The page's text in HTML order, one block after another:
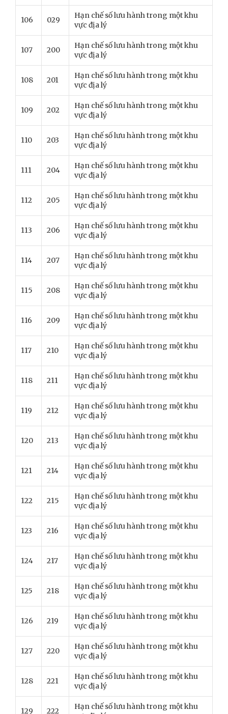
106 029
Hạn chế số lưu hành trong một khu
vực địa lý
107 200
Hạn chế số lưu hành trong một khu
vực địa lý
108 201
Hạn chế số lưu hành trong một khu
vực địa lý
109 202
Hạn chế số lưu hành trong một khu
vực địa lý
110 203
Hạn chế số lưu hành trong một khu
vực địa lý
111 204
Hạn chế số lưu hành trong một khu
vực địa lý
112 205
Hạn chế số lưu hành trong một khu
vực địa lý
113 206
Hạn chế số lưu hành trong một khu
vực địa lý
114 207
Hạn chế số lưu hành trong một khu
vực địa lý
115 208
Hạn chế số lưu hành trong một khu
vực địa lý
116 209
Hạn chế số lưu hành trong một khu
vực địa lý
117 210
Hạn chế số lưu hành trong một khu
vực địa lý
118 211
Hạn chế số lưu hành trong một khu
vực địa lý
119 212
Hạn chế số lưu hành trong một khu
vực địa lý
120 213
Hạn chế số lưu hành trong một khu
vực địa lý
121 214
Hạn chế số lưu hành trong một khu
vực địa lý
122 215
Hạn chế số lưu hành trong một khu
vực địa lý
123 216
Hạn chế số lưu hành trong một khu
vực địa lý
124 217
Hạn chế số lưu hành trong một khu
vực địa lý
125 218
Hạn chế số lưu hành trong một khu
vực địa lý
126 219
Hạn chế số lưu hành trong một khu
vực địa lý
127 220
Hạn chế số lưu hành trong một khu
vực địa lý
128 221
Hạn chế số lưu hành trong một khu
vực địa lý
129 222
Hạn chế số lưu hành trong một khu